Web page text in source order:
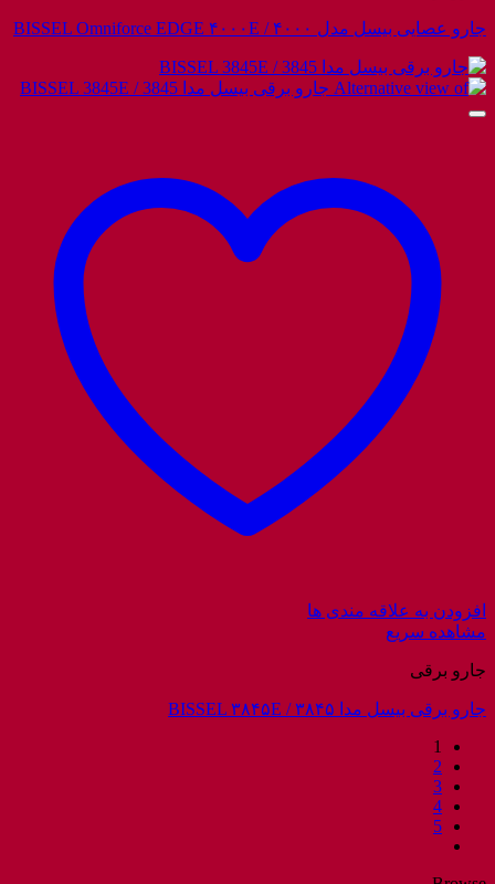
جارو عصایی بیسل مدل ۴۰۰۰ / BISSEL Omniforce EDGE ۴۰۰۰E
افزودن به علاقه مندی ها
مشاهده سریع
جارو برقی
جارو برقی بیسل مدا ۳۸۴۵ / BISSEL ۳۸۴۵E
1
2
3
4
5